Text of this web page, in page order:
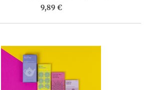
9,89 €